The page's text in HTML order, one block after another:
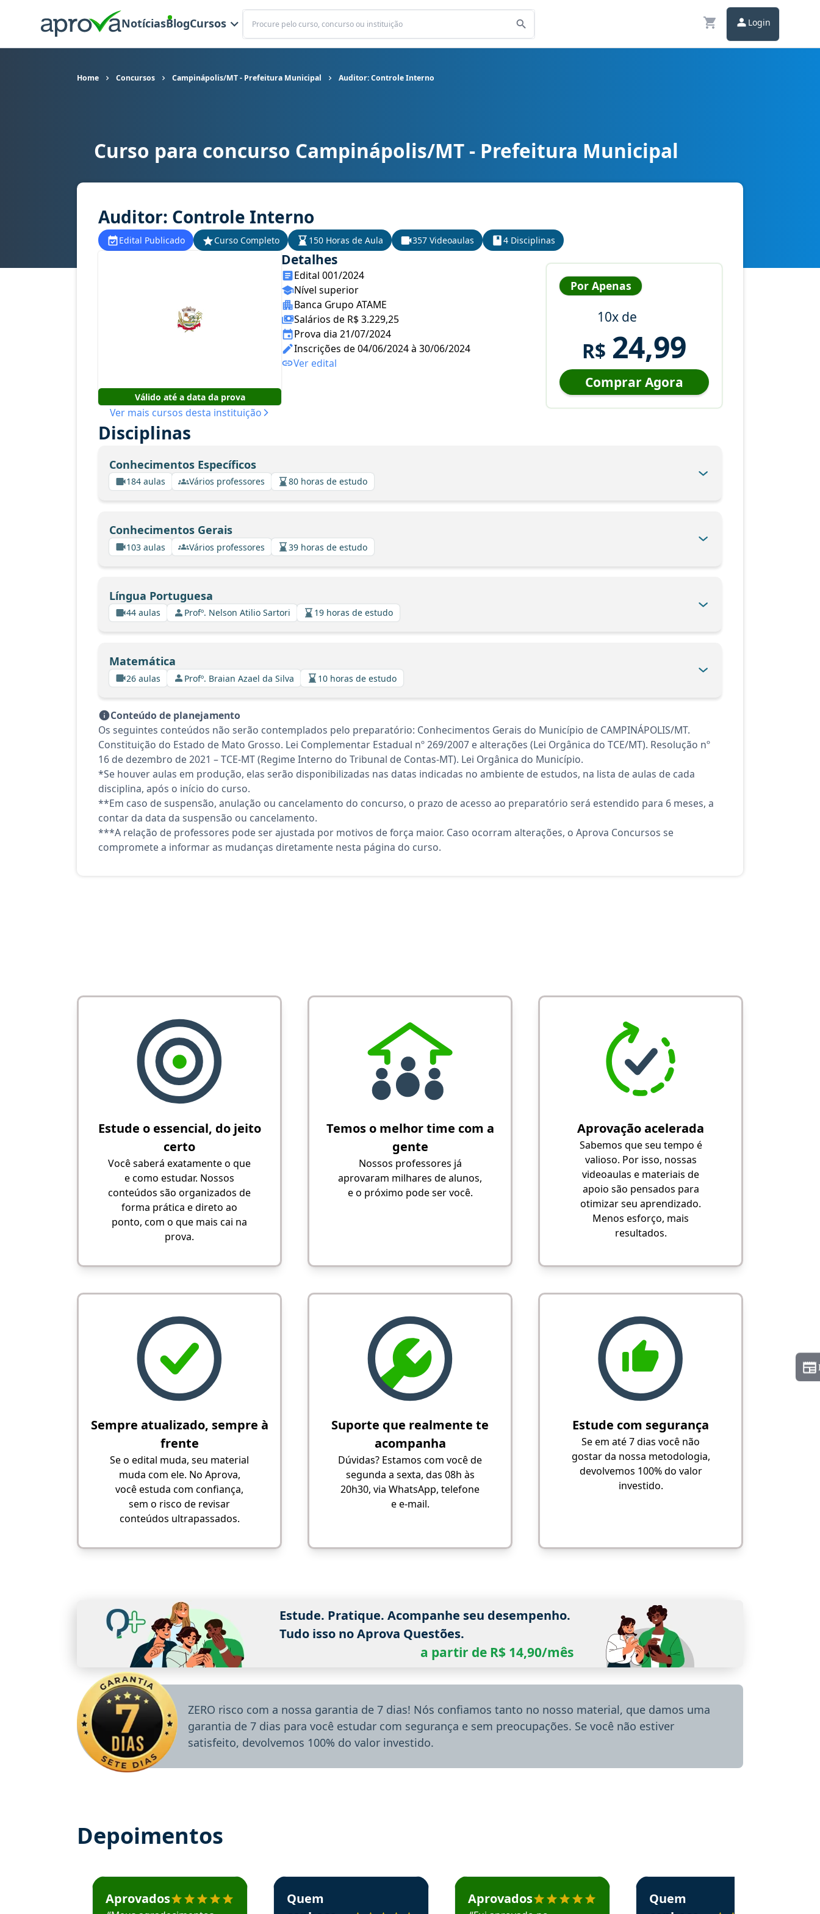
NotíciasBlogCursos
Buscar
Login
Home Concursos Campinápolis/MT - Prefeitura Municipal Auditor: Controle Interno
Curso para concurso Campinápolis/MT - Prefeitura Municipal cargo Auditor: Controle Interno
Curso para concurso Campinápolis/MT - Prefeitura Municipal
Auditor: Controle Interno
Edital Publicado Curso Completo 150 Horas de Aula 357 Videoaulas 4 Disciplinas
Válido até a data da prova
Ver mais cursos desta instituição
Detalhes
Edital 001/2024
Nível superior
Banca Grupo ATAME
Salários de R$ 3.229,25
Prova dia 21/07/2024
Inscrições de 04/06/2024 à 30/06/2024
Ver edital
Por Apenas
10x de
R$ 24,99
Comprar Agora
Disciplinas
Conhecimentos Específicos
184 aulas Vários professores 80 horas de estudo
Conhecimentos Gerais
103 aulas Vários professores 39 horas de estudo
Língua Portuguesa
44 aulas Profº. Nelson Atilio Sartori 19 horas de estudo
Matemática
26 aulas Profº. Braian Azael da Silva 10 horas de estudo
Conteúdo de planejamento
Os seguintes conteúdos não serão contemplados pelo preparatório: Conhecimentos Gerais do Município de CAMPINÁPOLIS/MT.
Constituição do Estado de Mato Grosso. Lei Complementar Estadual nº 269/2007 e alterações (Lei Orgânica do TCE/MT). Resolução nº
16 de dezembro de 2021 – TCE-MT (Regime Interno do Tribunal de Contas-MT). Lei Orgânica do Município.
*Se houver aulas em produção, elas serão disponibilizadas nas datas indicadas no ambiente de estudos, na lista de aulas de cada
disciplina, após o início do curso.
**Em caso de suspensão, anulação ou cancelamento do concurso, o prazo de acesso ao preparatório será estendido para 6 meses, a
contar da data da suspensão ou cancelamento.
***A relação de professores pode ser ajustada por motivos de força maior. Caso ocorram alterações, o Aprova Concursos se
compromete a informar as mudanças diretamente nesta página do curso.
Estude o essencial, do jeito
certo
Você saberá exatamente o que
e como estudar. Nossos
conteúdos são organizados de
forma prática e direto ao
ponto, com o que mais cai na
prova.
Temos o melhor time com a
gente
Nossos professores já
aprovaram milhares de alunos,
e o próximo pode ser você.
Aprovação acelerada
Sabemos que seu tempo é
valioso. Por isso, nossas
videoaulas e materiais de
apoio são pensados para
otimizar seu aprendizado.
Menos esforço, mais
resultados.
Sempre atualizado, sempre à
frente
Se o edital muda, seu material
muda com ele. No Aprova,
você estuda com confiança,
sem o risco de revisar
conteúdos ultrapassados.
Suporte que realmente te
acompanha
Dúvidas? Estamos com você de
segunda a sexta, das 08h às
20h30, via WhatsApp, telefone
e e-mail.
Estude com segurança
Se em até 7 dias você não
gostar da nossa metodologia,
devolvemos 100% do valor
investido.
Estude. Pratique. Acompanhe seu desempenho.
Tudo isso no Aprova Questões.
a partir de R$ 14,90/mês
ZERO risco com a nossa garantia de 7 dias! Nós confiamos tanto no nosso material, que damos uma
garantia de 7 dias para você estudar com segurança e sem preocupações. Se você não estiver
satisfeito, devolvemos 100% do valor investido.
Depoimentos
Estudante José recomenda o Aprova Concursos em depoimento
Aprovados
Estudante Sergio recomenda o Aprova Concursos em depoimento
Quem
Estudante Mário recomenda o Aprova Concursos em depoimento
Aprovados
Estudante Alessandra recomenda o Aprova
Quem